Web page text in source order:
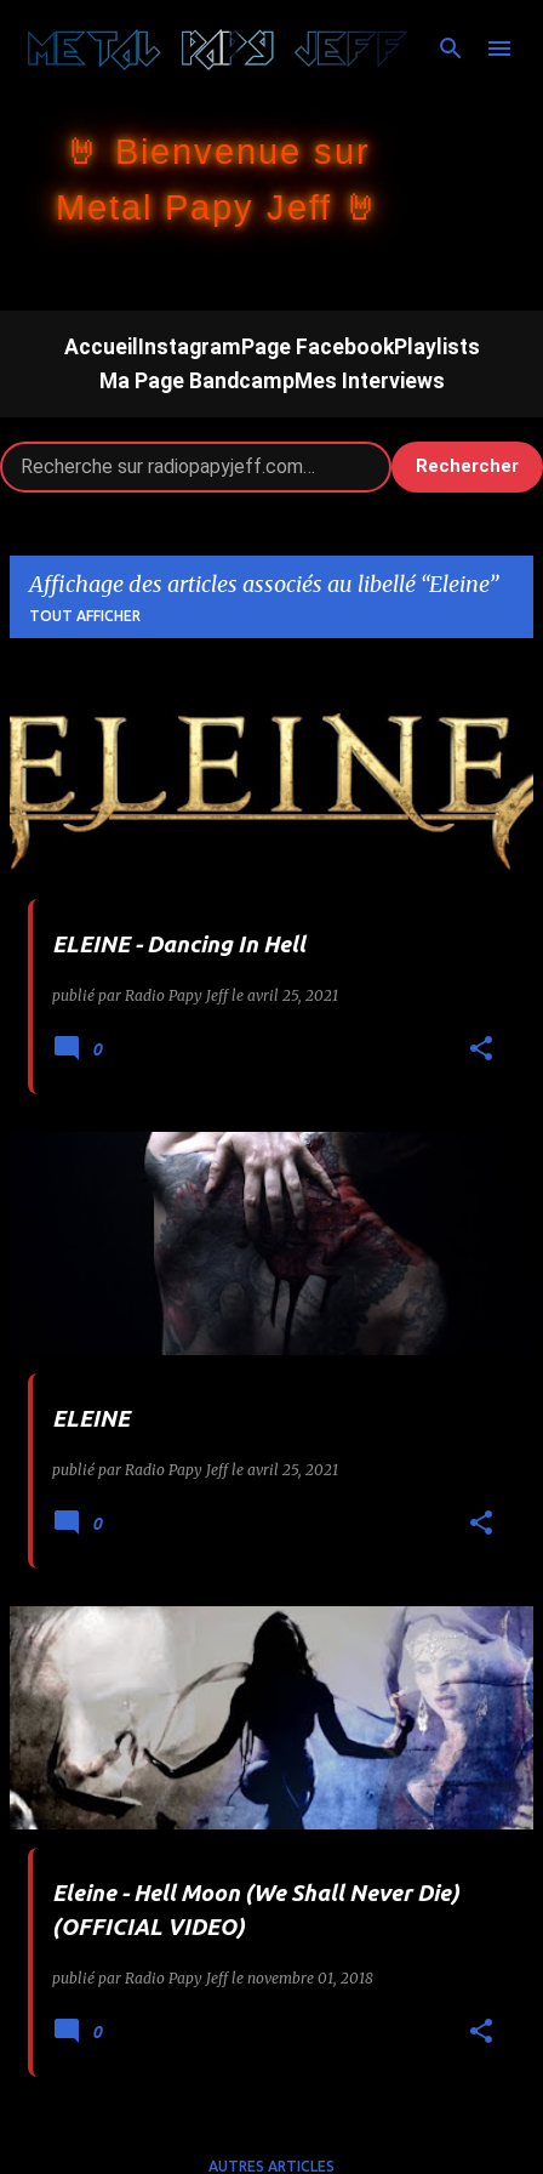
Accéder au contenu principal
🤘 Bienvenue sur
Metal Papy Jeff 🤘
Accueil InstagramPage FacebookPlaylists
Ma Page BandcampMes Interviews
Rechercher
Affichage des articles associés au libellé Eleine
TOUT AFFICHER
r
ELEINE - Dancing In Hell
publié par Radio Papy Jeff le avril 25, 2021
0
ELEINE
publié par Radio Papy Jeff le avril 25, 2021
0
Eleine - Hell Moon (We Shall Never Die)
(OFFICIAL VIDEO)
publié par Radio Papy Jeff le novembre 01, 2018
0
AUTRES ARTICLES